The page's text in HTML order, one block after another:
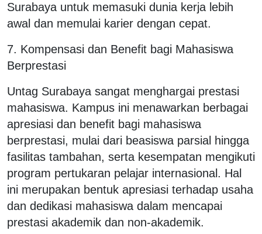
Surabaya untuk memasuki dunia kerja lebih
awal dan memulai karier dengan cepat.
7. Kompensasi dan Benefit bagi Mahasiswa
Berprestasi
Untag Surabaya sangat menghargai prestasi
mahasiswa. Kampus ini menawarkan berbagai
apresiasi dan benefit bagi mahasiswa
berprestasi, mulai dari beasiswa parsial hingga
fasilitas tambahan, serta kesempatan mengikuti
program pertukaran pelajar internasional. Hal
ini merupakan bentuk apresiasi terhadap usaha
dan dedikasi mahasiswa dalam mencapai
prestasi akademik dan non-akademik.